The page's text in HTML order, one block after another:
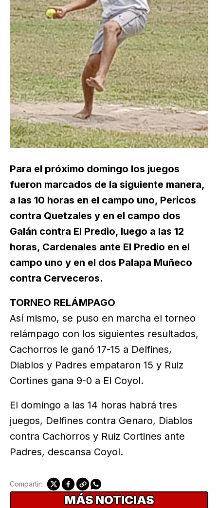
Para el próximo domingo los juegos
fueron marcados de la siguiente manera,
a las 10 horas en el campo uno, Pericos
contra Quetzales y en el campo dos
Galán contra El Predio, luego a las 12
horas, Cardenales ante El Predio en el
campo uno y en el dos Palapa Muñeco
contra Cerveceros.
TORNEO RELÁMPAGO
Así mismo, se puso en marcha el torneo
relámpago con los siguientes resultados,
Cachorros le ganó 17-15 a Delfines,
Diablos y Padres empataron 15 y Ruiz
Cortines gana 9-0 a El Coyol.
El domingo a las 14 horas habrá tres
juegos, Delfines contra Genaro, Diablos
contra Cachorros y Ruiz Cortines ante
Padres, descansa Coyol.
Compartir:
MÁS NOTICIAS